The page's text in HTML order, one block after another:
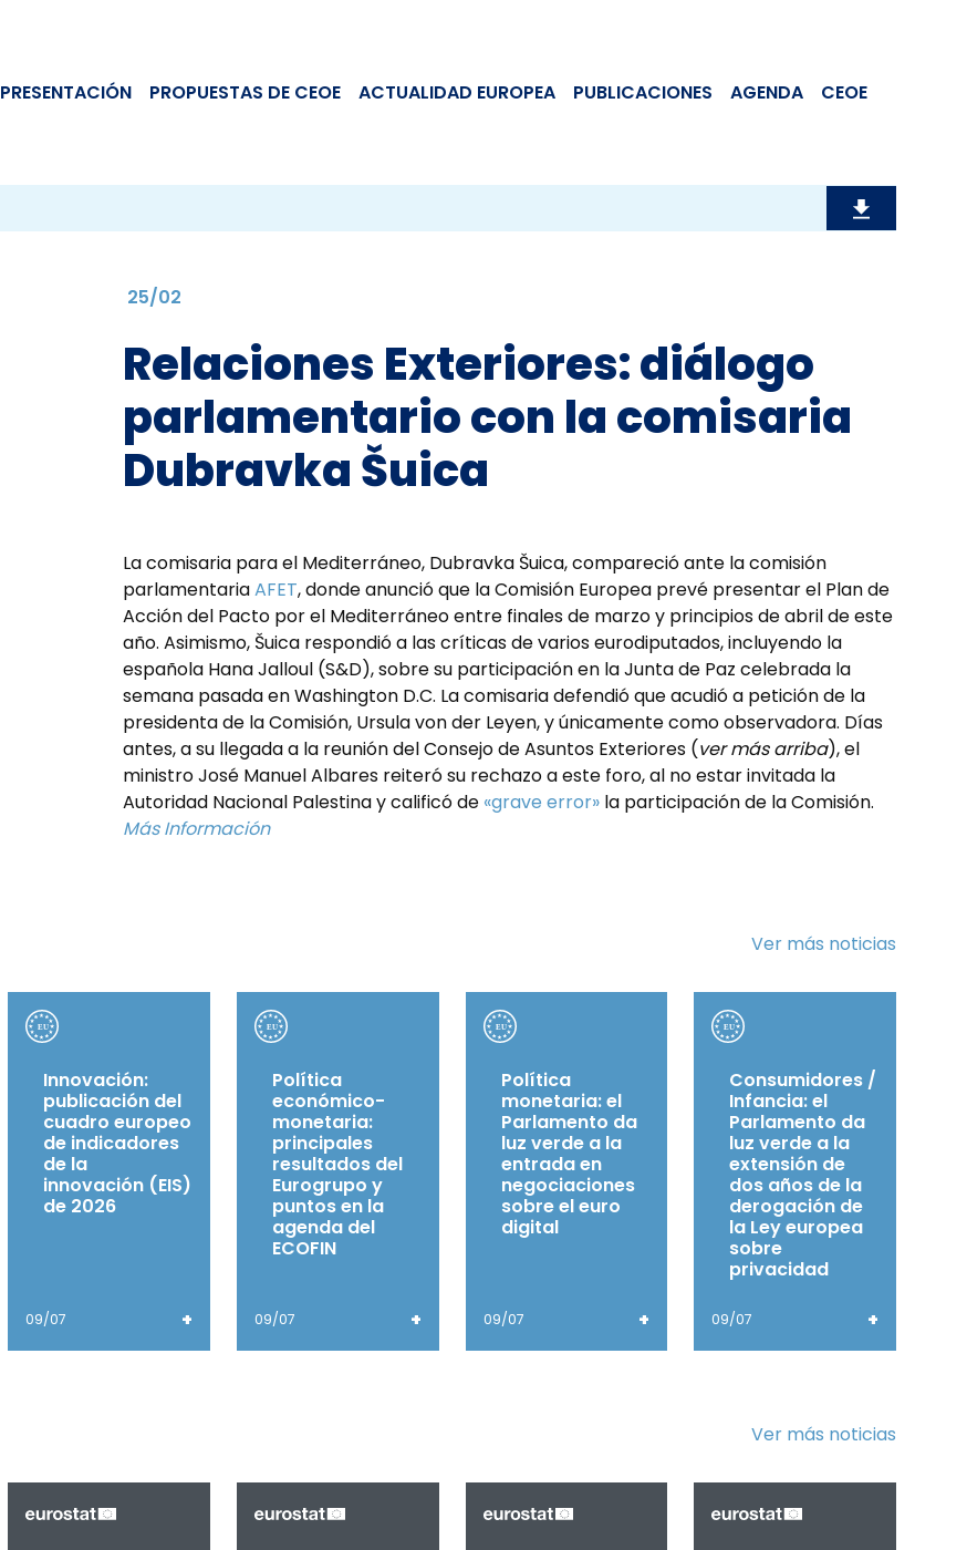
PRESENTACIÓN PROPUESTAS DE CEOE ACTUALIDAD EUROPEA PUBLICACIONES AGENDA CEOE
25/02
Relaciones Exteriores: diálogo
parlamentario con la comisaria
Dubravka Šuica
La comisaria para el Mediterráneo, Dubravka Šuica, compareció ante la comisión
parlamentariaAFET, donde anunció que la Comisión Europea prevé presentar el Plan de
Acción del Pacto por el Mediterráneo entre finales de marzo y principios de abril de este
año. Asimismo, Šuica respondió a las críticas de varios eurodiputados, incluyendo la
española Hana Jalloul (S&D), sobre su participación en la Junta de Paz celebrada la
semana pasada en Washington D.C. La comisaria defendió que acudió a petición de la
presidenta de la Comisión, Ursula von der Leyen, y únicamente como observadora. Días
antes, a su llegada a la reunión del Consejo de Asuntos Exteriores (ver más arriba), el
ministro José Manuel Albares reiteró su rechazo a este foro, al no estar invitada la
Autoridad Nacional Palestina y calificó de «grave error»la participación de la Comisión.
Más Información
Ver más noticias
Innovación:
publicación del
cuadro europeo
de indicadores
de la
innovación (EIS)
de 2026
09/07 +
Política
económico-
monetaria:
principales
resultados del
Eurogrupo y
puntos en la
agenda del
ECOFIN
09/07 +
Política
monetaria: el
Parlamento da
luz verde a la
entrada en
negociaciones
sobre el euro
digital
09/07 +
Consumidores /
Infancia: el
Parlamento da
luz verde a la
extensión de
dos años de la
derogación de
la Ley europea
sobre
privacidad
09/07 +
Ver más noticias